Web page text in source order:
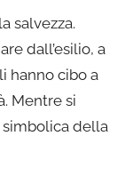
salvezza.
dall’esilio, a
hanno cibo a
Mentre si
simbolica della